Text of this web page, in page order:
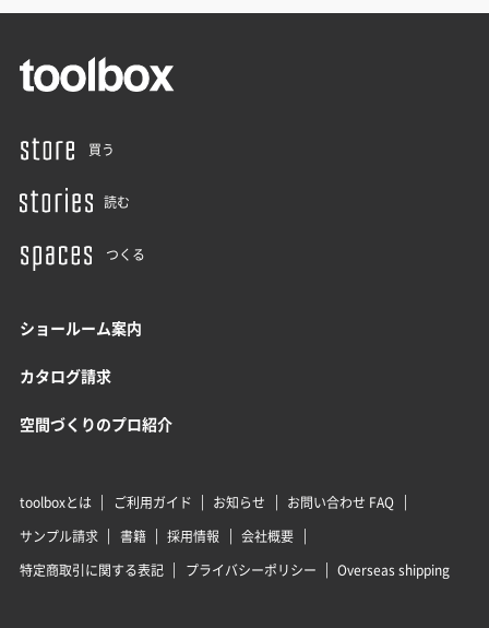
買う
読む
つくる
ショールーム案内
カタログ請求
空間づくりのプロ紹介
toolboxとは ご利用ガイド お知らせ
お問い合わせ FAQ
サンプル請求
書籍 採用情報
会社概要
特定商取引に関する表記
プライバシーポリシー Overseas shipping